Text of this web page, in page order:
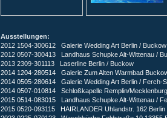
Ausstellungen:
2012 1504-300612 Galerie Wedding Art Berlin / Buckow
2012 0507-300413 Landhaus Schupke Alt-Wittenau /
2013 2309-301113 Laserline Berlin / Buckow
2014 1204-280514 Galerie Zum Alten Warmbad
2014 0505-280614 Galerie Wedding Art Berlin / Ferch-
2014 0507-010814 Schloßkapelle Remplin/
2015 0514-083015 Landhaus Schupke Alt-Wittenau /
2015 0520-093115 HAIRLANDER Uhlandstr. 162